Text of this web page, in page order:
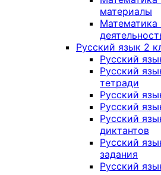
материалы
Математика
Русский язык 2
Русский
Русский
тетради
Русский
Русский
Русский
диктантов
Русский
задания
Русский